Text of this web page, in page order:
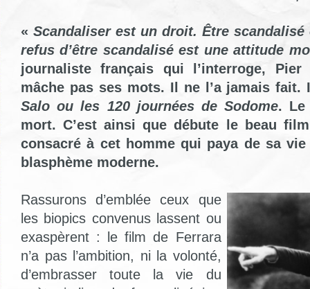
« Scandaliser est un droit. Être
refus d’être scandalisé est une attitude
journaliste français qui l’interroge,
mâche pas ses mots. Il ne l’a jamais
Salo ou les 120 journées de Sodome. Le
mort. C’est ainsi que débute le beau
consacré à cet homme qui paya de sa
blasphème moderne.
Rassurons d’emblée ceux que
les biopics convenus lassent ou
exaspèrent : le film de Ferrara
n’a pas l’ambition, ni la volonté,
d’embrasser toute la vie du